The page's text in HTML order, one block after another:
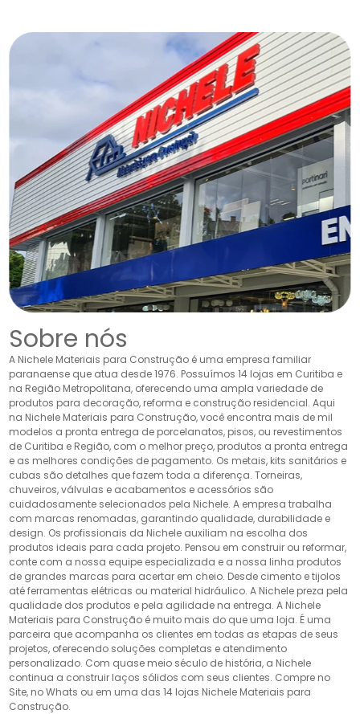
Sobre nós
A Nichele Materiais para Construção é uma empresa familiar
paranaense que atua desde 1976. Possuímos 14 lojas em Curitiba e
na Região Metropolitana, oferecendo uma ampla variedade de
produtos para decoração, reforma e construção residencial. Aqui
na Nichele Materiais para Construção, você encontra mais de mil
modelos a pronta entrega de porcelanatos, pisos, ou revestimentos
de Curitiba e Região, com o melhor preço, produtos a pronta entrega
e as melhores condições de pagamento. Os metais, kits sanitários e
cubas são detalhes que fazem toda a diferença. Torneiras,
chuveiros, válvulas e acabamentos e acessórios são
cuidadosamente selecionados pela Nichele. A empresa trabalha
com marcas renomadas, garantindo qualidade, durabilidade e
design. Os profissionais da Nichele auxiliam na escolha dos
produtos ideais para cada projeto. Pensou em construir ou reformar,
conte com a nossa equipe especializada e a nossa linha produtos
de grandes marcas para acertar em cheio. Desde cimento e tijolos
até ferramentas elétricas ou material hidráulico. A Nichele preza pela
qualidade dos produtos e pela agilidade na entrega. A Nichele
Materiais para Construção é muito mais do que uma loja. É uma
parceira que acompanha os clientes em todas as etapas de seus
projetos, oferecendo soluções completas e atendimento
personalizado. Com quase meio século de história, a Nichele
continua a construir laços sólidos com seus clientes. Compre no
Site, no Whats ou em uma das 14 lojas Nichele Materiais para
Construção.